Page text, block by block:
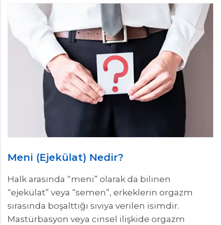
Meni (Ejekülat) Nedir?
Halk arasında “meni” olarak da bilinen
“ejekülat” veya “semen”, erkeklerin orgazm
sırasında boşalttığı sıvıya verilen isimdir.
Mastürbasyon veya cinsel ilişkide orgazm